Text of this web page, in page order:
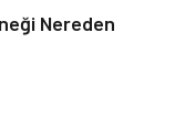
Nereden